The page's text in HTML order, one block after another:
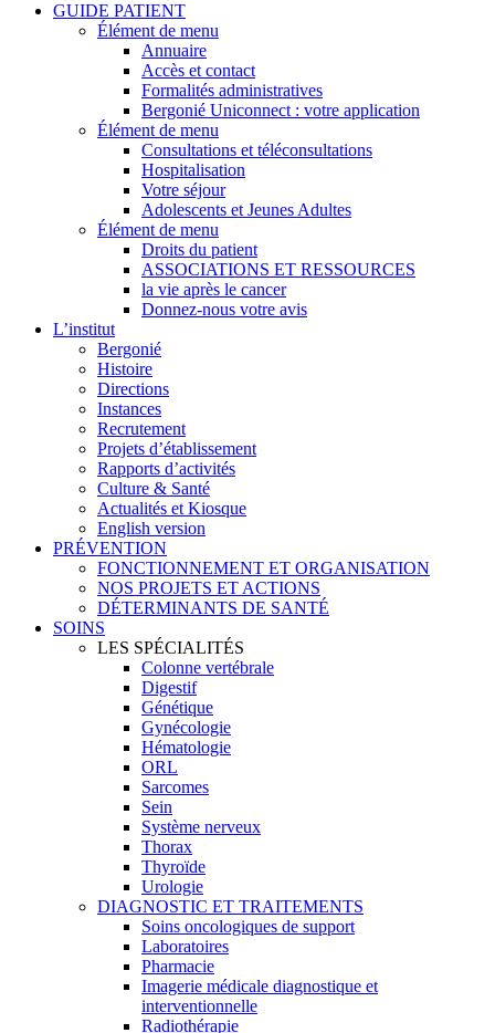
GUIDE PATIENT
Élément de menu
Annuaire
Accès et contact
Formalités administratives
Bergonié Uniconnect : votre application
Élément de menu
Consultations et téléconsultations
Hospitalisation
Votre séjour
Adolescents et Jeunes Adultes
Élément de menu
Droits du patient
ASSOCIATIONS ET RESSOURCES
la vie après le cancer
Donnez-nous votre avis
L’institut
Bergonié
Histoire
Directions
Instances
Recrutement
Projets d’établissement
Rapports d’activités
Culture & Santé
Actualités et Kiosque
English version
PRÉVENTION
FONCTIONNEMENT ET ORGANISATION
NOS PROJETS ET ACTIONS
DÉTERMINANTS DE SANTÉ
SOINS
LES SPÉCIALITÉS
Colonne vertébrale
Digestif
Génétique
Gynécologie
Hématologie
ORL
Sarcomes
Sein
Système nerveux
Thorax
Thyroïde
Urologie
DIAGNOSTIC ET TRAITEMENTS
Soins oncologiques de support
Laboratoires
Pharmacie
Imagerie médicale diagnostique et
interventionnelle
Radiothérapie